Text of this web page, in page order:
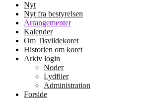
Nyt
Nyt fra bestyrelsen
Arrangementer
Kalender
Om Tisvildekoret
Historien om koret
Arkiv login
Noder
Lydfiler
Administration
Forside